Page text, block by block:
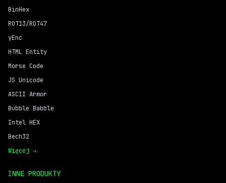
BinHex
ROT13/ROT47
yEnc
HTML Entity
Morse Code
JS Unicode
ASCII Armor
Bubble Babble
Intel HEX
Bech32
Więcej →
INNE PRODUKTY